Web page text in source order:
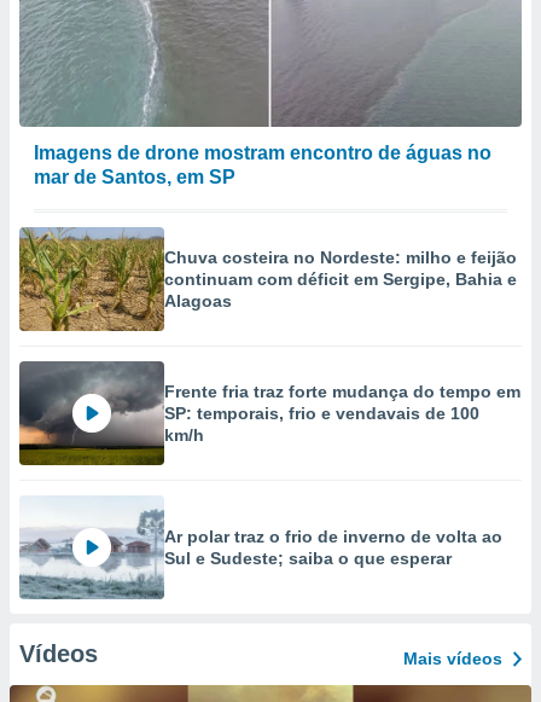
Imagens de drone mostram encontro de águas no
mar de Santos, em SP
Chuva costeira no Nordeste: milho e feijão
continuam com déficit em Sergipe, Bahia e
Alagoas
Frente fria traz forte mudança do tempo em
SP: temporais, frio e vendavais de 100
km/h
Ar polar traz o frio de inverno de volta ao
Sul e Sudeste; saiba o que esperar
Vídeos Mais vídeos